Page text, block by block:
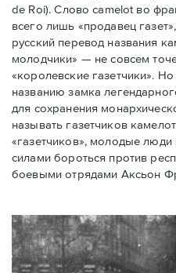
de Roi). Слово camelot во
всего лишь «продавец
русский перевод названия
молодчики» — не совсем
«королевские газетчики».
названию замка
для сохранения
называть газетчиков
«газетчиков», молодые люди
силами бороться против
боевыми отрядами Аксьон